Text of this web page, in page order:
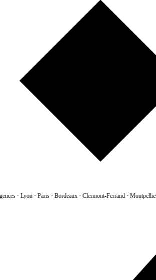
·Lyon · Paris · Bordeaux · Clermont-Ferrand · Montpellier